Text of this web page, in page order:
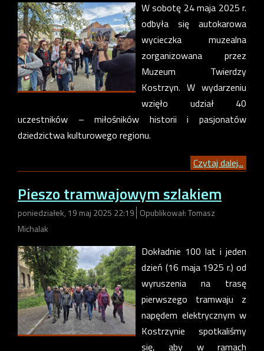
W sobotę 24 maja 2025 r.
odbyła się autokarowa
wycieczka muzealna
zorganizowana przez
Muzeum Twierdzy
Kostrzyn. W wydarzeniu
wzięło udział 40
uczestników – miłośników historii i pasjonatów
dziedzictwa kulturowego regionu.
Czytaj dalej...
Pieszo tramwajowym szlakiem
poniedziałek, 19 maj 2025 22:19 Opublikował: Tomasz
Michalak
Dokładnie 100 lat i jeden
dzień (16 maja 1925 r.) od
wyruszenia na trasę
pierwszego tramwaju z
napędem elektrycznym w
Kostrzynie spotkaliśmy
się, aby w ramach